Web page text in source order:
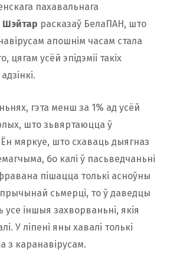
пахавальнага
Шэйтар расказаў БелаПАН, што
апошнім часам стала
усёй эпідэміі такіх
гэта менш за 1% ад усёй
што зьвяртаюцца ў
мяркуе, што схаваць дыягназ
бо калі ў пасьведчаньні
пішацца толькі асноўны
прычынай сьмерці, то ў даведцы
усе іншыя захворваньні, якія
У ліпені яны хавалі толькі
з каранавірусам.